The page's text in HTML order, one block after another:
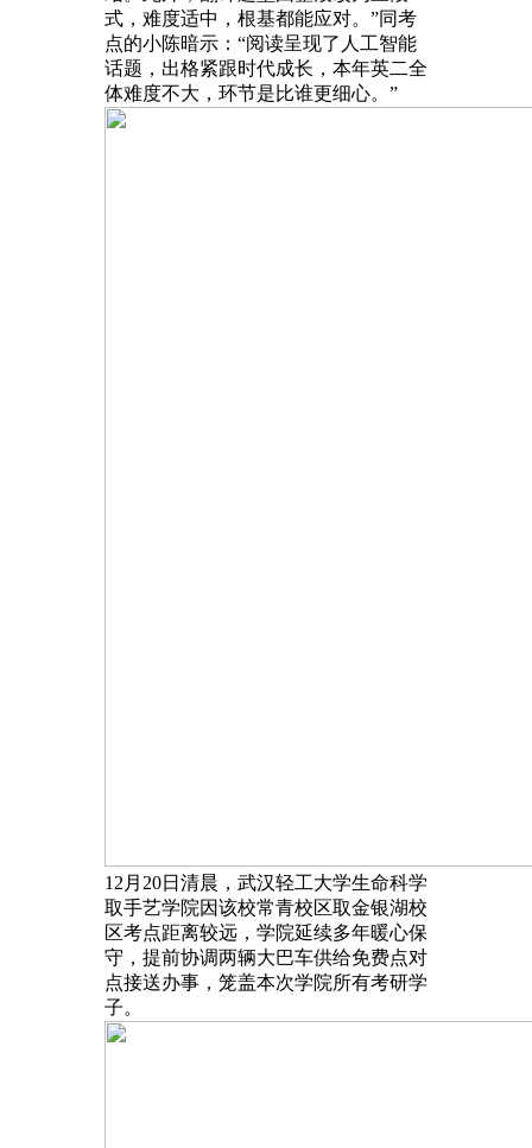
式，难度适中，根基都能应对。”同考
点的小陈暗示：“阅读呈现了人工智能
话题，出格紧跟时代成长，本年英二全
体难度不大，环节是比谁更细心。”
12月20日清晨，武汉轻工大学生命科学
取手艺学院因该校常青校区取金银湖校
区考点距离较远，学院延续多年暖心保
守，提前协调两辆大巴车供给免费点对
点接送办事，笼盖本次学院所有考研学
子。